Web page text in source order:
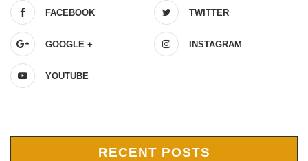
FACEBOOK TWITTER
GOOGLE + INSTAGRAM
YOUTUBE
RECENT POSTS